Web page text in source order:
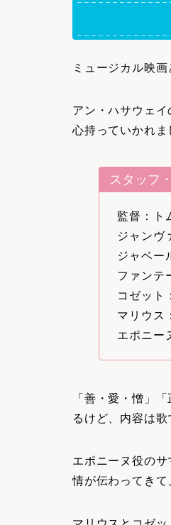
ミュージカル映
アン・ハサウェ
心持っていかれま
スタッフ
監督：ト
ジャンヴ
ジャベー
ファンテ
コゼット
マリウス
エポニー
「善・愛・憎」
るけど、内容は歌
エポニーヌ役の
情が伝わってきて